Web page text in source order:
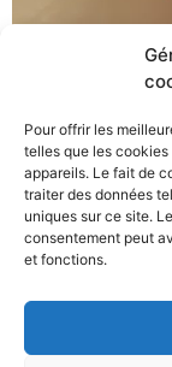
Pour offrir les
telles que les
appareils. Le fait de
traiter des données
uniques sur ce site.
consentement peut
et fonctions.
Qu’on se le
quoi manger.
le régime
(période initiale
c’était avant!